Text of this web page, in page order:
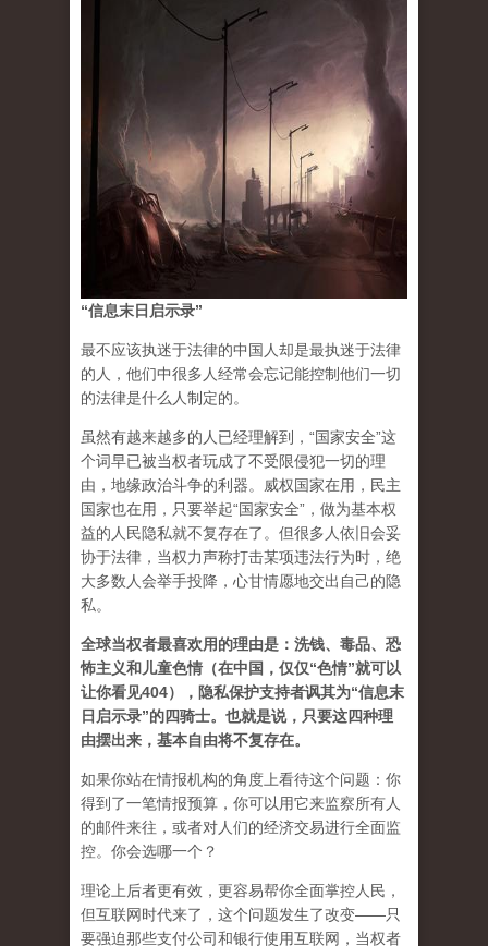
“信息末日启示录”
最不应该执迷于法律的中国人却是最执迷于法律
的人，他们中很多人经常会忘记能控制他们一切
的法律是什么人制定的。
虽然有越来越多的人已经理解到，“国家安全”这
个词早已被当权者玩成了不受限侵犯一切的理
由，地缘政治斗争的利器。威权国家在用，民主
国家也在用，只要举起“国家安全”，做为基本权
益的人民隐私就不复存在了。但很多人依旧会妥
协于法律，当权力声称打击某项违法行为时，绝
大多数人会举手投降，心甘情愿地交出自己的隐
私。
全球当权者最喜欢用的理由是：洗钱、毒品、恐
怖主义和儿童色情（在中国，仅仅“色情”就可以
让你看见404），隐私保护支持者讽其为“信息末
日启示录”的四骑士。也就是说，只要这四种理
由摆出来，基本自由将不复存在。
如果你站在情报机构的角度上看待这个问题：你
得到了一笔情报预算，你可以用它来监察所有人
的邮件来往，或者对人们的经济交易进行全面监
控。你会选哪一个？
理论上后者更有效，更容易帮你全面掌控人民，
但互联网时代来了，这个问题发生了改变——只
要强迫那些支付公司和银行使用互联网，当权者